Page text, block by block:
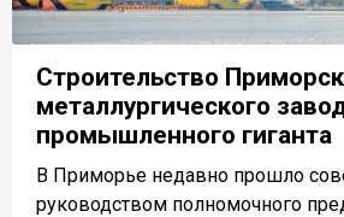
Строительство
металлургического
промышленного гиганта
В Приморье недавно прошло
руководством полномочного